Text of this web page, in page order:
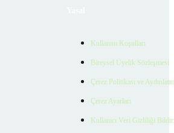
Kullanım Koşulları
Bireysel Üyelik Sözleşmesi
Çerez Politikası ve
Çerez Ayarları
Kullanıcı Veri Gizliliği